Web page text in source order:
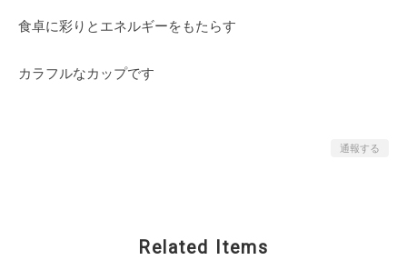
食卓に彩りとエネルギーをもたらす
カラフルなカップです
通報する
Related Items